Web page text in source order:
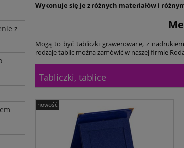
z
Wykonuje się je z różnych materiałów i
Mogą to być tabliczki grawerowane, z
rodzaje tablic można zamówić w naszej firmie
Tabliczki, tablice
nowość